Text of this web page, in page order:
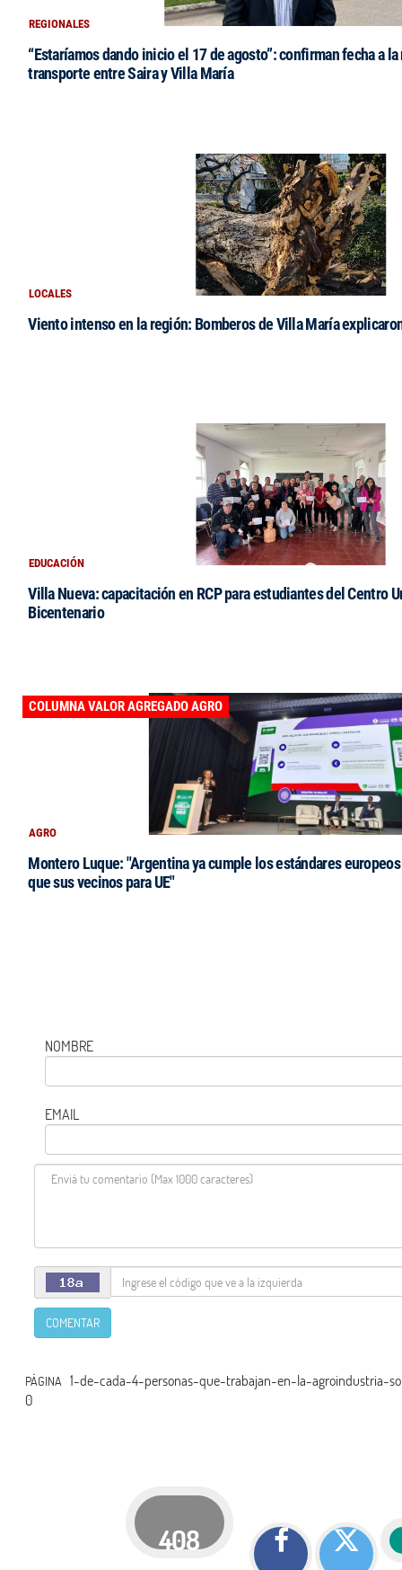
REGIONALES
“Estaríamos dando inicio el 17 de agosto”: confirman fecha a
transporte entre Saira y Villa María
LOCALES
Viento intenso en la región: Bomberos de Villa María
EDUCACIÓN
Villa Nueva: capacitación en RCP para estudiantes del Centro
Bicentenario
AGRO
COLUMNA VALOR AGREGADO AGRO
Montero Luque: "Argentina ya cumple los estándares
que sus vecinos para UE"
NOMBRE
EMAIL
COMENTAR
PÁGINA 1-de-cada-4-personas-que-trabajan-en-la-agroindustria-
0
408